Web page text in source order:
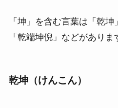
「坤」を含む言葉は「乾坤
「乾端坤倪」などがありま
乾坤（けんこん）